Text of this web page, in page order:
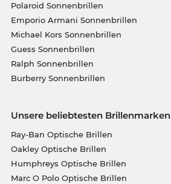
Polaroid Sonnenbrillen
Emporio Armani Sonnenbrillen
Michael Kors Sonnenbrillen
Guess Sonnenbrillen
Ralph Sonnenbrillen
Burberry Sonnenbrillen
Unsere beliebtesten Brillenmarken
Ray-Ban Optische Brillen
Oakley Optische Brillen
Humphreys Optische Brillen
Marc O Polo Optische Brillen